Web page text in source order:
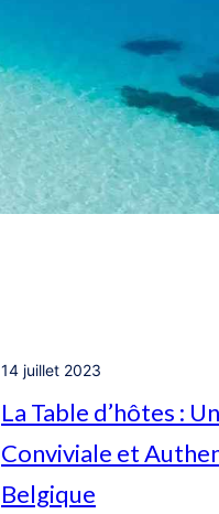
14 juillet 2023
La Table d’hôtes :
Conviviale et
Belgique